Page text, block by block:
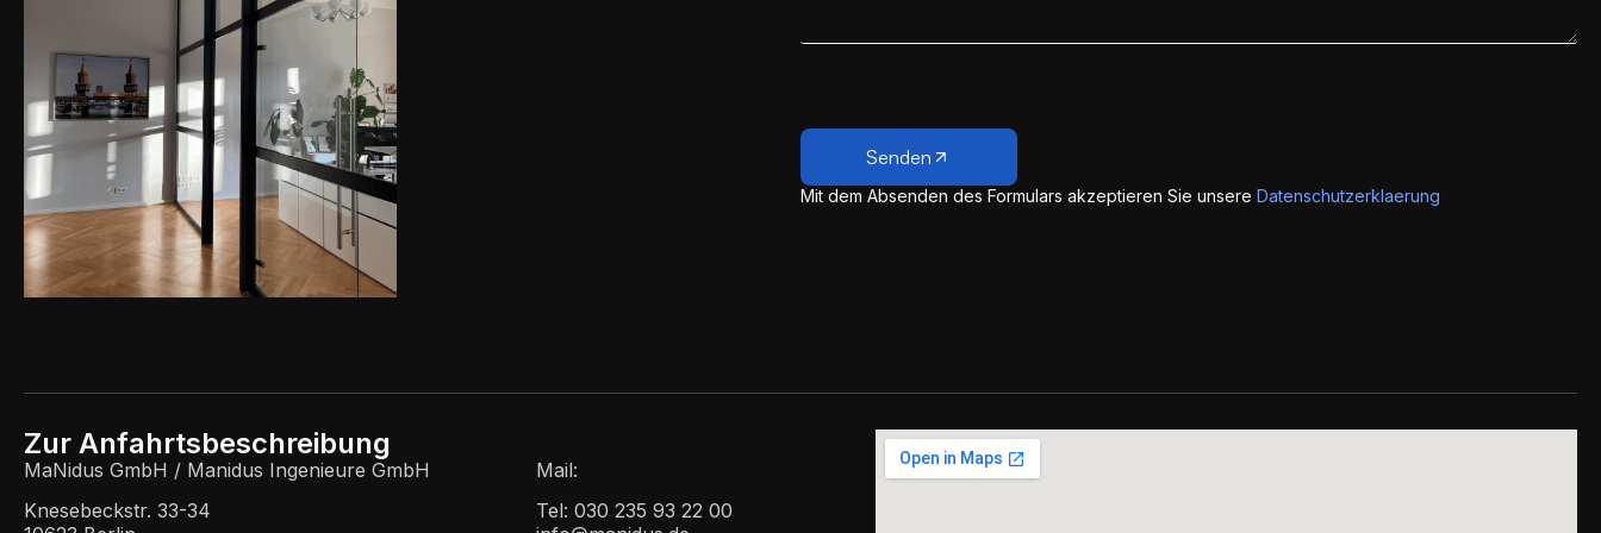
Senden
Mit dem Absenden des Formulars akzeptieren Sie unsere Datenschutzerklaerung
Zur Anfahrtsbeschreibung
MaNidus GmbH / Manidus Ingenieure GmbH
Knesebeckstr. 33-34
Mail:
Tel: 030 235 93 22 00